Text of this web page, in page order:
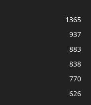
1365
937
883
838
770
626